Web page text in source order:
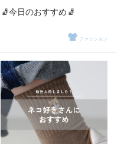
🧦今日のおすすめ🧦
ファッション